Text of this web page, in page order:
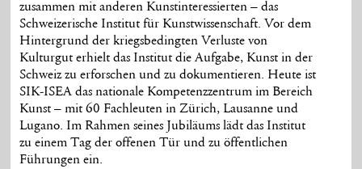
zusammen mit anderen Kunstinteressierten – das
Schweizerische Institut für Kunstwissenschaft. Vor dem
Hintergrund der kriegsbedingten Verluste von
Kulturgut erhielt das Institut die Aufgabe, Kunst in der
Schweiz zu erforschen und zu dokumentieren. Heute ist
SIK-ISEA das nationale Kompetenzzentrum im Bereich
Kunst – mit 60 Fachleuten in Zürich, Lausanne und
Lugano. Im Rahmen seines Jubiläums lädt das Institut
zu einem Tag der offenen Tür und zu öffentlichen
Führungen ein.